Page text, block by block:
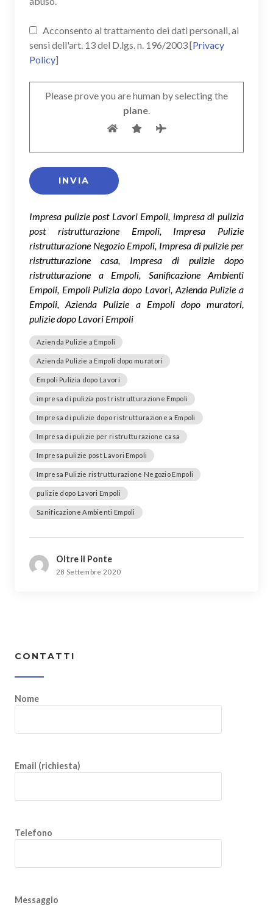
Acconsento al trattamento dei dati personali, ai
sensi dell'art. 13 del D.lgs. n. 196/2003 [Privacy
Policy]
Please prove you are human by selecting the
plane.
Impresa pulizie post Lavori Empoli, impresa di pulizia
post ristrutturazione Empoli, Impresa Pulizie
ristrutturazione Negozio Empoli, Impresa di pulizie per
ristrutturazione casa, Impresa di pulizie dopo
ristrutturazione a Empoli, Sanificazione Ambienti
Empoli, Empoli Pulizia dopo Lavori, Azienda Pulizie a
Empoli, Azienda Pulizie a Empoli dopo muratori,
pulizie dopo Lavori Empoli
Azienda Pulizie a Empoli
Azienda Pulizie a Empoli dopo muratori
Empoli Pulizia dopo Lavori
impresa di pulizia post ristrutturazione Empoli
Impresa di pulizie dopo ristrutturazione a Empoli
Impresa di pulizie per ristrutturazione casa
Impresa pulizie post Lavori Empoli
Impresa Pulizie ristrutturazione Negozio Empoli
pulizie dopo Lavori Empoli
Sanificazione Ambienti Empoli
Oltre il Ponte
28 Settembre 2020
CONTATTI
Nome
Email (richiesta)
Telefono
Messaggio